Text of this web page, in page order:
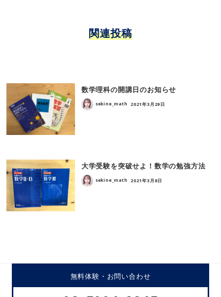
関連投稿
数学理科の開講日のお知らせ
sekine_math 2021年3月29日
大学受験を突破せよ！数学の勉強方法
sekine_math 2021年3月8日
無料体験・ お問い合わせ